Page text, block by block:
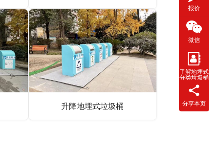
升降地埋式垃圾桶
报价
微信
了解地埋式
分类垃圾桶
分享本页